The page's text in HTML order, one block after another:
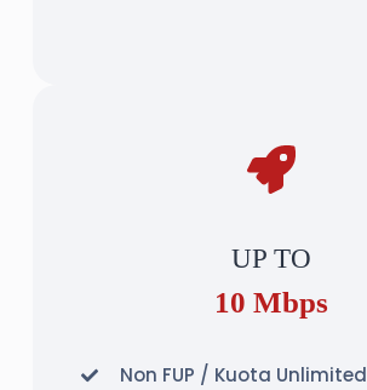
UP TO
10 Mbps
Non FUP / Kuota Unlimited